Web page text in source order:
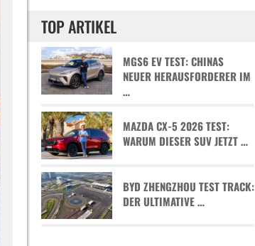
TOP ARTIKEL
MGS6 EV TEST: CHINAS
NEUER HERAUSFORDERER IM
…
MAZDA CX-5 2026 TEST:
WARUM DIESER SUV JETZT …
BYD ZHENGZHOU TEST TRACK:
DER ULTIMATIVE …